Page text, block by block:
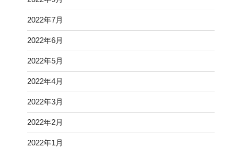
2022年7月
2022年6月
2022年5月
2022年4月
2022年3月
2022年2月
2022年1月